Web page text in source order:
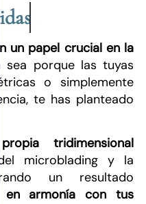
un papel crucial en la
sea porque las tuyas
o simplemente
te has planteado
tridimensional
microblading y la
un resultado
en armonía con tus